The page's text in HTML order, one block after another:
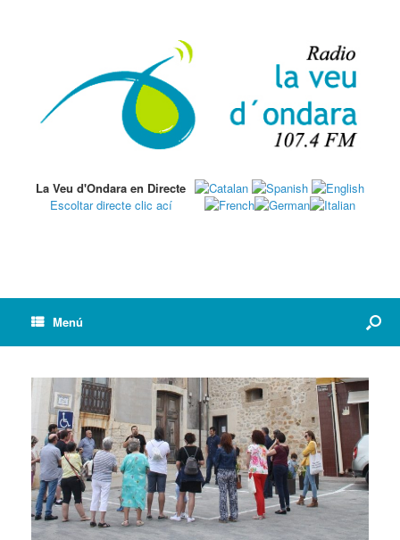
La Veu d'Ondara en Directe
Escoltar directe clic ací
Menú